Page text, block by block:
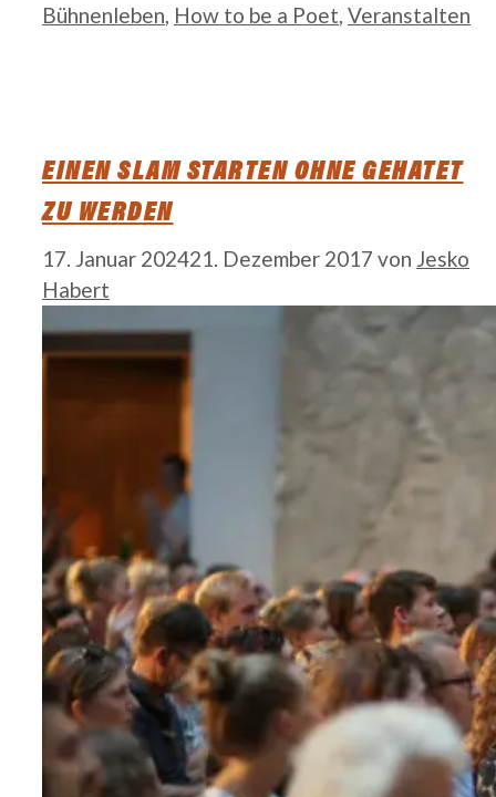
Kategorien
Bühnenleben, How to be a Poet, Veranstalten
EINEN SLAM STARTEN OHNE GEHATET
ZU WERDEN
17. Januar 202421. Dezember 2017 von Jesko
Habert